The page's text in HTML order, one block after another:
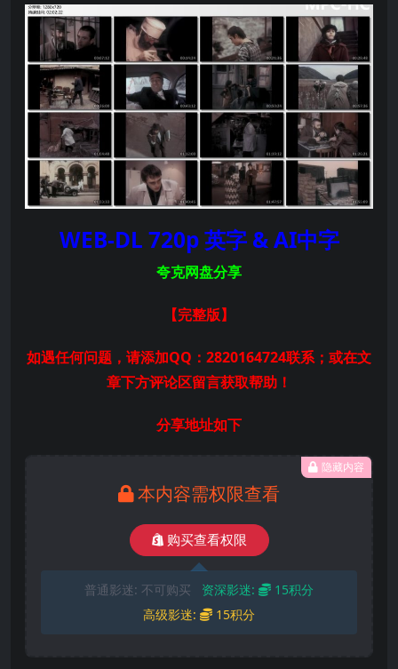
WEB-DL 720p 英字 & AI中字
夸克网盘分享
【完整版】
如遇任何问题，请添加QQ：2820164724联系；或在文
章下方评论区留言获取帮助！
分享地址如下
隐藏内容
本内容需权限查看
购买查看权限
普通影迷: 不可购买 资深影迷:
15积分
高级影迷:
15积分